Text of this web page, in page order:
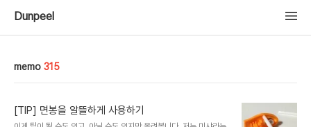
Dunpeel
memo 315
[TIP] 면봉을 알뜰하게 사용하기